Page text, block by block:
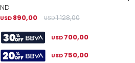
ND
USD 890,00 USD 1.128,00
USD 700,00
USD 750,00